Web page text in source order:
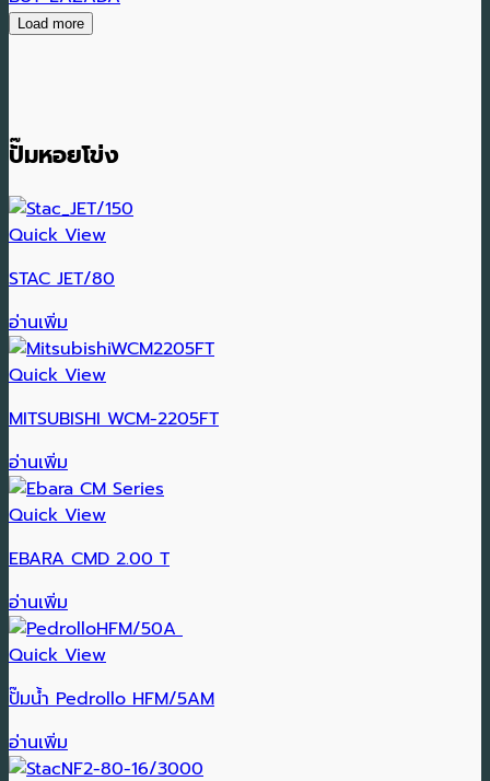
Load more
ปั๊มหอยโข่ง
Quick View
STAC JET/80
อ่านเพิ่ม
Quick View
MITSUBISHI WCM-2205FT
อ่านเพิ่ม
Quick View
EBARA CMD 2.00 T
อ่านเพิ่ม
Quick View
ปั๊มน้ำ Pedrollo HFM/5AM
อ่านเพิ่ม